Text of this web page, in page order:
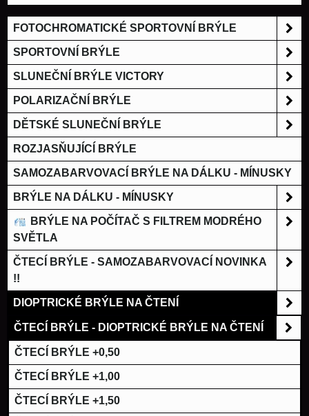
FOTOCHROMATICKÉ SPORTOVNÍ BRÝLE
SPORTOVNÍ BRÝLE
SLUNEČNÍ BRÝLE VICTORY
POLARIZAČNÍ BRÝLE
DĚTSKÉ SLUNEČNÍ BRÝLE
ROZJASŇUJÍCÍ BRÝLE
SAMOZABARVOVACÍ BRÝLE NA DÁLKU - MÍNUSKY
BRÝLE NA DÁLKU - MÍNUSKY
BRÝLE NA POČÍTAČ S FILTREM MODRÉHO
SVĚTLA
ČTECÍ BRÝLE - SAMOZABARVOVACÍ NOVINKA
!!
DIOPTRICKÉ BRÝLE NA ČTENÍ
ČTECÍ BRÝLE - DIOPTRICKÉ BRÝLE NA ČTENÍ
ČTECÍ BRÝLE +0,50
ČTECÍ BRÝLE +1,00
ČTECÍ BRÝLE +1,50